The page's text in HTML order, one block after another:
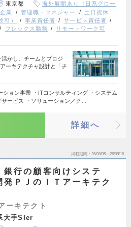
東京都
海外展開あり（日系グロー
業 管理職・マネジャー
土日祝休
可） 事業責任者
サービス責任者
フレックス勤務
リモートワーク可
かし、チームとプロジ
ーキテクチャ設計と「チ
ション事業 ・ITコンサルティング ・システム
ービス ・ソリューション／ク…
詳細へ
掲載期間 26/08/05～26/08/18
銀行の顧客向けシステ
ＰＪのＩＴアーキテク
ーキテクト
大手SIer